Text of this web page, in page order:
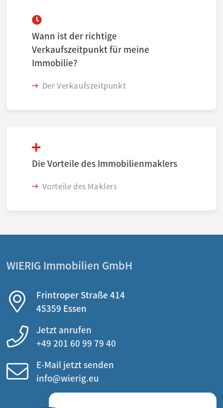
Wann ist der richtige
Verkaufszeitpunkt für meine
Immobilie?
Der Verkaufszeitpunkt
Die Vorteile des Immobilienmaklers
Vorteile des Maklers
WIERIG Immobilien GmbH
Frintroper Straße 414
45359 Essen
Jetzt anrufen
+49 201 60 99 79 40
E-Mail jetzt senden
info@wierig.eu